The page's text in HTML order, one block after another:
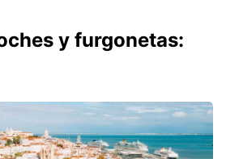
y furgonetas: